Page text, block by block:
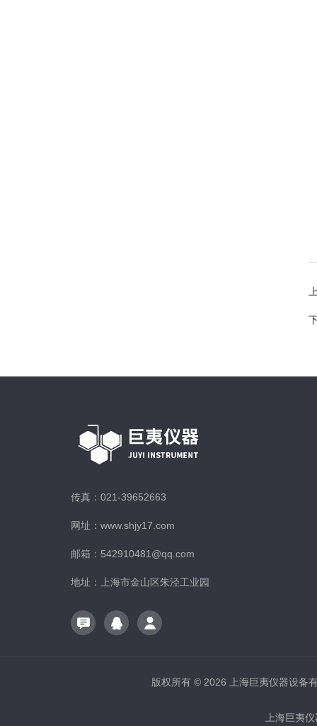
传真：021-39652663
网址：www.shjy17.com
邮箱：542910481@qq.com
地址：上海市金山区朱泾工业园
版权所有 © 2026 上海巨夷仪器设
上海巨夷